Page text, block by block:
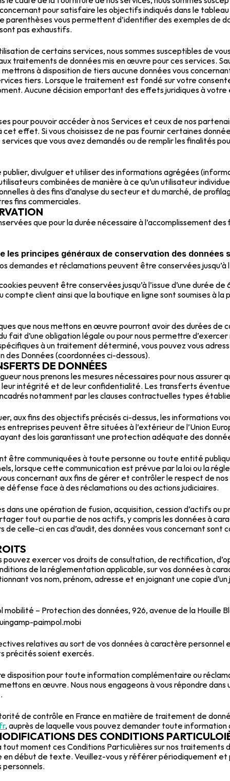
pour satisfaire les objectifs indiqués dans le tableau
parenthèses vous permettent d’identifier des exemples de
pas exhaustifs.
de certains services, nous sommes susceptibles de
traitements de données mis en œuvre pour ces services.
mettrons à disposition de tiers aucune données vous
tiers. Lorsque le traitement est fondé sur votre
Aucune décision emportant des effets juridiques à votre
pour pouvoir accéder à nos Services et ceux de nos
effet. Si vous choisissez de ne pas fournir certaines
que vous avez demandés ou de remplir les finalités
publier, divulguer et utiliser des informations agrégées
combinées de manière à ce qu’un utilisateur
à des fins d’analyse du secteur et du marché, de
fins commerciales.
que pour la durée nécessaire à l’accomplissement
les principes généraux de conservation des données
demandes et réclamations peuvent être conservées jusqu’à
peuvent être conservées jusqu’à l’issue d’une durée
compte client ainsi que la boutique en ligne sont soumises à
que nous mettons en œuvre pourront avoir des durées de
fait d’une obligation légale ou pour nous permettre
à un traitement déterminé, vous pouvez vous
Données (coordonnées ci-dessous).
DE DONNÉES
nous prenons les mesures nécessaires pour nous assurer
leur intégrité et de leur confidentialité. Les transferts
notamment par les clauses contractuelles types
aux fins des objectifs précisés ci-dessus, les informations
entreprises peuvent être situées à l’extérieur de l’Union
des lois garantissant une protection adéquate des
être communiquées à toute personne ou toute entité
lorsque cette communication est prévue par la loi ou la
concernant aux fins de gérer et contrôler le respect de
défense face à des réclamations ou des actions judiciaires.
dans une opération de fusion, acquisition, cession d’actifs
tout ou partie de nos actifs, y compris les données à
de celle-ci en cas d’audit, des données vous concernant sont
exercer vos droits de consultation, de rectification,
de la réglementation applicable, sur vos données à
vos nom, prénom, adresse et en joignant une copie
mobilité – Protection des données, 926, avenue de la Houille
paimpol.mobi
relatives au sort de vos données à caractère personnel
précités soient exercés.
disposition pour toute information complémentaire ou
en œuvre. Nous nous engageons à vous répondre
de contrôle en France en matière de traitement de
, auprès de laquelle vous pouvez demander toute
DES CONDITIONS
tout moment ces Conditions Particulières sur nos traitements
en début de texte. Veuillez-vous y référer périodiquement
personnels.